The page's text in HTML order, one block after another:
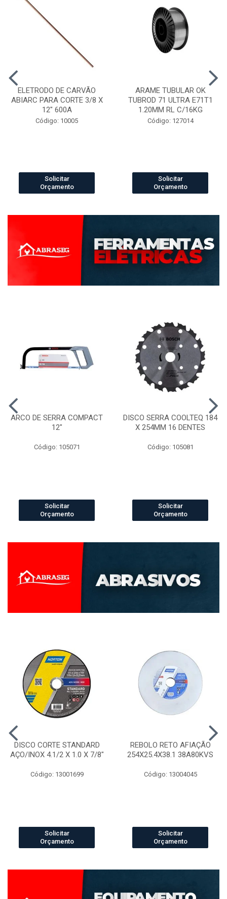
ELETRODO DE CARVÃO
ABIARC PARA CORTE 3/8 X
12" 600A
Código: 10005
Solicitar
Orçamento
ARAME TUBULAR OK
TUBROD 71 ULTRA E71T1
1.20MM RL C/16KG
Código: 127014
Solicitar
Orçamento
ARCO DE SERRA COMPACT
12"
Código: 105071
Solicitar
Orçamento
DISCO SERRA COOLTEQ 184
X 254MM 16 DENTES
Código: 105081
Solicitar
Orçamento
DISCO CORTE STANDARD
AÇO/INOX 4.1/2 X 1.0 X 7/8"
Código: 13001699
Solicitar
Orçamento
REBOLO RETO AFIAÇÃO
254X25.4X38.1 38A80KVS
Código: 13004045
Solicitar
Orçamento